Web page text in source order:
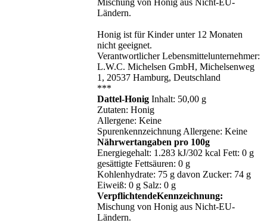
Ländern.
Honig ist für Kinder unter 12 Monaten
nicht geeignet.
Verantwortlicher Lebensmittelunternehmer:
L.W.C. Michelsen GmbH, Michelsenweg
1, 20537 Hamburg, Deutschland
***
Dattel-Honig Inhalt: 50,00 g
Zutaten: Honig
Allergene: Keine
Spurenkennzeichnung Allergene: Keine
Nährwertangaben pro 100g
Energiegehalt: 1.283 kJ/302 kcal Fett: 0 g
gesättigte Fettsäuren: 0 g
Kohlenhydrate: 75 g davon Zucker: 74 g
Eiweiß: 0 g Salz: 0 g
VerpflichtendeKennzeichnung:
Mischung von Honig aus Nicht-EU-
Ländern.